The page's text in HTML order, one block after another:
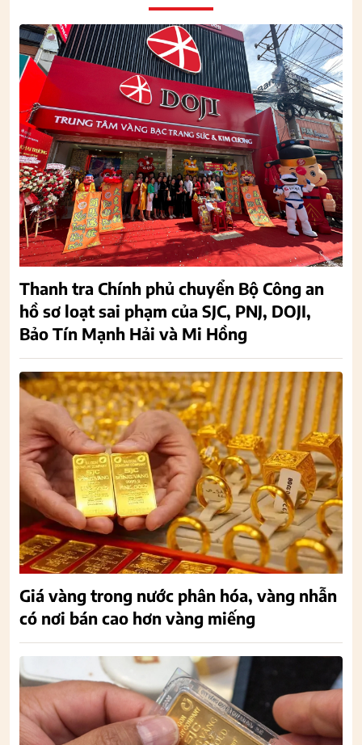
Thanh tra Chính phủ chuyển Bộ Công an
hồ sơ loạt sai phạm của SJC, PNJ, DOJI,
Bảo Tín Mạnh Hải và Mi Hồng
Giá vàng trong nước phân hóa, vàng nhẫn
có nơi bán cao hơn vàng miếng